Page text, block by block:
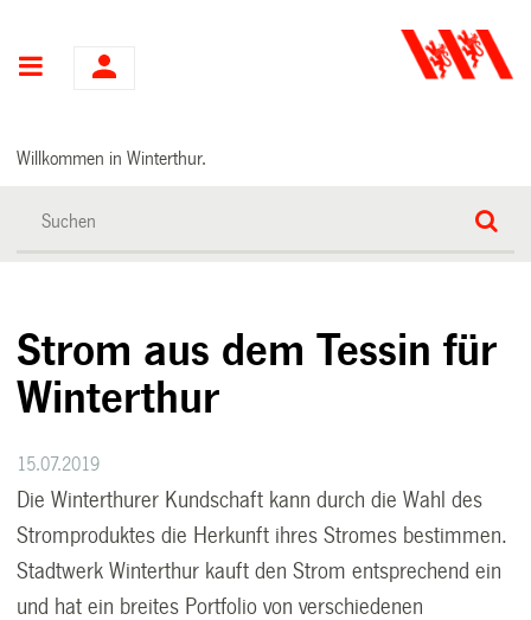
Hauptnavigation
Willkommen in Winterthur.
Strom aus dem Tessin für
Winterthur
15.07.2019
Die Winterthurer Kundschaft kann durch die Wahl des
Stromproduktes die Herkunft ihres Stromes bestimmen.
Stadtwerk Winterthur kauft den Strom entsprechend ein
und hat ein breites Portfolio von verschiedenen